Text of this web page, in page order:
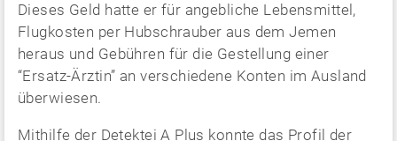
Dieses Geld hatte er für angebliche Lebensmittel,
Flugkosten per Hubschrauber aus dem Jemen
heraus und Gebühren für die Gestellung einer
“Ersatz-Ärztin” an verschiedene Konten im Ausland
überwiesen.
Mithilfe der Detektei A Plus konnte das Profil der